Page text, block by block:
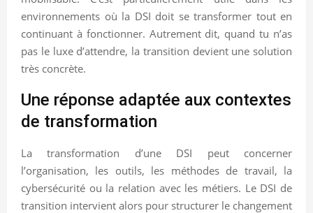
environnements où la DSI doit se transformer tout en
continuant à fonctionner. Autrement dit, quand tu n’as
pas le luxe d’attendre, la transition devient une solution
très concrète.
Une réponse adaptée aux contextes
de transformation
La transformation d’une DSI peut concerner
l’organisation, les outils, les méthodes de travail, la
cybersécurité ou la relation avec les métiers. Le DSI de
transition intervient alors pour structurer le changement